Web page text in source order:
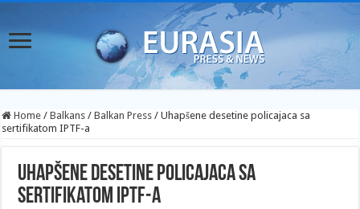
Home / Balkans / Balkan Press / Uhapšene desetine policajaca sa
sertifikatom IPTF-a
Uhapšene desetine policajaca sa
sertifikatom IPTF-a